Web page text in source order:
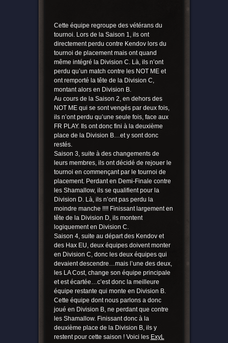
Cette équipe regroupe des vétérans du
tournoi. Lors de la Saison 1, ils ont
directement perdu contre Kendov lors du
tournoi de placement mais ont quand
même intégré la Division C. Là, ils n’ont
perdu qu’un match contre les NOT ME et
ont remporté la tête de la Division C,
montant alors en Division B.
Au cours de la Saison 2, en dehors des
NOT ME qui se sont vengés par deux fois,
ils n’ont perdu qu’une seule fois, face aux
FR PLAY. Ils ont donc fini à la deuxième
place de la Division B…et y sont donc
restés.
Saison 3, suite à des changements de
leurs membres, ils ont décidé de rejouer le
tournoi en commençant par le tournoi de
placement. Perdant en Demi-Finale contre
les Shamallow, ils se qualifient pour la
Division D. Là, ils n’ont pas perdu la
moindre manche !!!! Finissant largement en
tête de la Division D, ils montent
logiquement en Division C.
Saison 4, suite au départ des Kendov et
des Hax EU, deux équipes doivent monter
en Division C, donc les deux équipes qui
devaient descendre…mais l’une des deux,
les LA Cost, change son équipe principale
et est écartée…c’est donc la meilleure
équipe restante qui monte en Division B.
Cette équipe dont nous parlons a donc
joué en Division B, ne perdant que contre
les Shamallow. Finissant donc à la
deuxième place de la Division B, ils y
restent pour cette saison ! Voici les ExyL